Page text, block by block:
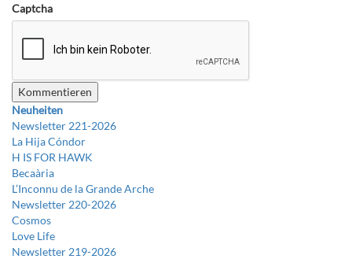
Captcha
Neuheiten
Newsletter 221-2026
La Hija Cóndor
H IS FOR HAWK
Becaària
L’Inconnu de la Grande Arche
Newsletter 220-2026
Cosmos
Love Life
Newsletter 219-2026